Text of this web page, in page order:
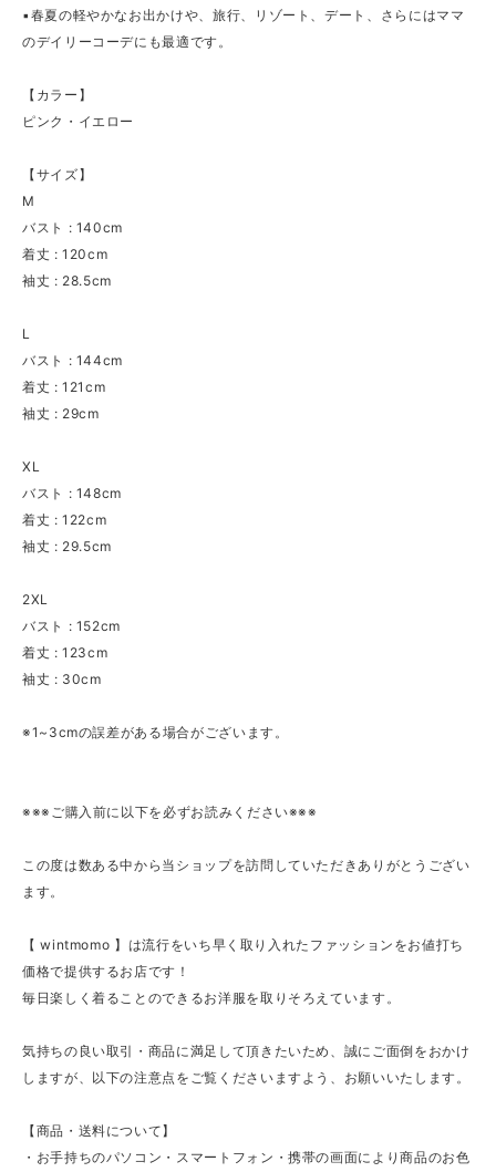
▪春夏の軽やかなお出かけや、旅行、リゾート、デート、さらにはママ
のデイリーコーデにも最適です。
【カラー】
ピンク・イエロー
【サイズ】
M
バスト : 140cm
着丈 : 120cm
袖丈 : 28.5cm
L
バスト : 144cm
着丈 : 121cm
袖丈 : 29cm
XL
バスト : 148cm
着丈 : 122cm
袖丈 : 29.5cm
2XL
バスト : 152cm
着丈 : 123cm
袖丈 : 30cm
※1~3cmの誤差がある場合がございます。
※※※ご購入前に以下を必ずお読みください※※※
この度は数ある中から当ショップを訪問していただきありがとうござい
ます。
【 wintmomo 】は流行をいち早く取り入れたファッションをお値打ち
価格で提供するお店です！
毎日楽しく着ることのできるお洋服を取りそろえています。
気持ちの良い取引・商品に満足して頂きたいため、誠にご面倒をおかけ
しますが、以下の注意点をご覧くださいますよう、お願いいたします。
【商品・送料について】
・お手持ちのパソコン・スマートフォン・携帯の画面により商品のお色